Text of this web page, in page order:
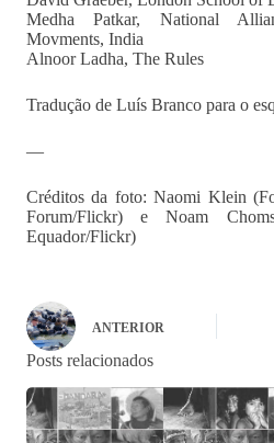
Medha Patkar, National
Movments, India
Alnoor Ladha, The Rules
Tradução de Luís Branco para o
—
Créditos da foto: Naomi Klein
Forum/Flickr) e Noam
Equador/Flickr)
ANTERIOR
Posts relacionados